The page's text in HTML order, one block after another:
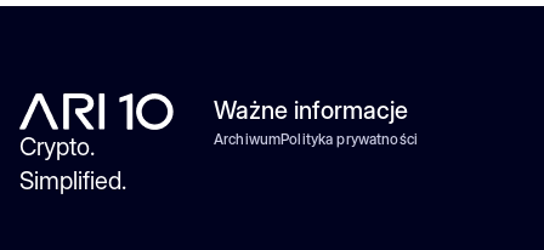
Crypto.
Simplified.
Ważne informacje
ArchiwumPolityka prywatności